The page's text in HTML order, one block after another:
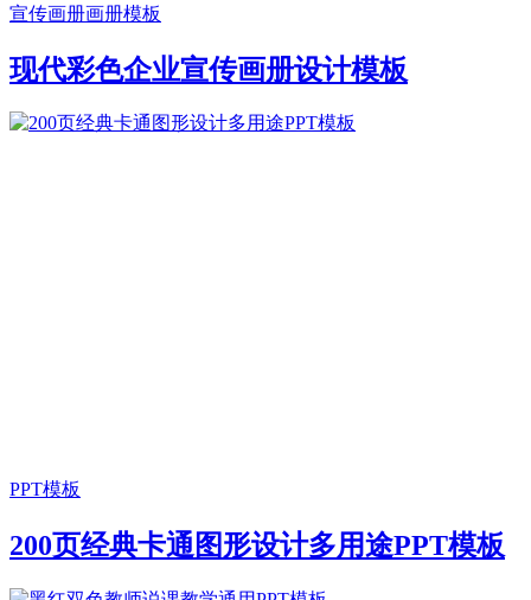
宣传画册画册模板
现代彩色企业宣传画册设计模板
PPT模板
200页经典卡通图形设计多用途PPT模板